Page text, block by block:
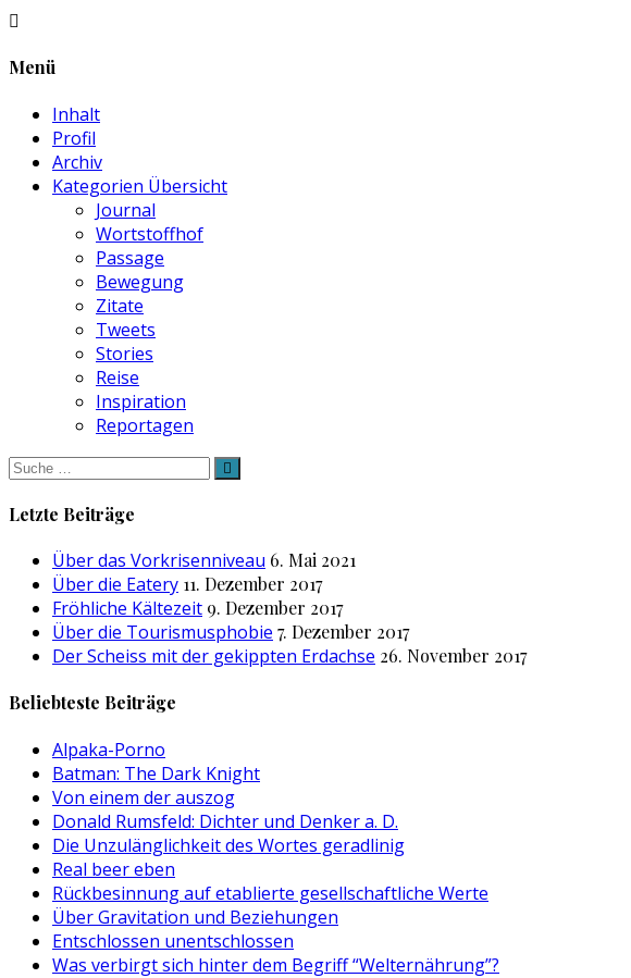
Menü
Inhalt
Profil
Archiv
Kategorien Übersicht
Journal
Wortstoffhof
Passage
Bewegung
Zitate
Tweets
Stories
Reise
Inspiration
Reportagen
Suche
nach:
Letzte Beiträge
Über das Vorkrisenniveau 6. Mai 2021
Über die Eatery 11. Dezember 2017
Fröhliche Kältezeit 9. Dezember 2017
Über die Tourismusphobie 7. Dezember 2017
Der Scheiss mit der gekippten Erdachse 26. November 2017
Beliebteste Beiträge
Alpaka-Porno
Batman: The Dark Knight
Von einem der auszog
Donald Rumsfeld: Dichter und Denker a. D.
Die Unzulänglichkeit des Wortes geradlinig
Real beer eben
Rückbesinnung auf etablierte gesellschaftliche Werte
Über Gravitation und Beziehungen
Entschlossen unentschlossen
Was verbirgt sich hinter dem Begriff “Welternährung”?